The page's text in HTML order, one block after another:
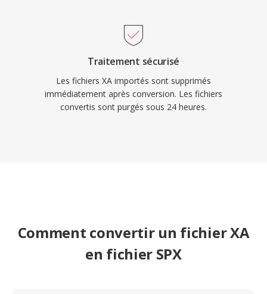
Traitement sécurisé
Les fichiers XA importés sont supprimés
immédiatement après conversion. Les fichiers
convertis sont purgés sous 24 heures.
Comment convertir un fichier XA
en fichier SPX